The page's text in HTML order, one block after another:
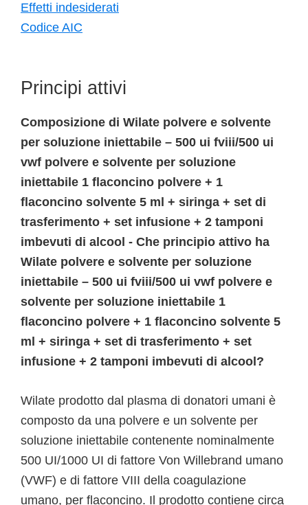
Effetti indesiderati
Codice AIC
Principi attivi
Composizione di Wilate polvere e solvente
per soluzione iniettabile – 500 ui fviii/500 ui
vwf polvere e solvente per soluzione
iniettabile 1 flaconcino polvere + 1
flaconcino solvente 5 ml + siringa + set di
trasferimento + set infusione + 2 tamponi
imbevuti di alcool - Che principio attivo ha
Wilate polvere e solvente per soluzione
iniettabile – 500 ui fviii/500 ui vwf polvere e
solvente per soluzione iniettabile 1
flaconcino polvere + 1 flaconcino solvente 5
ml + siringa + set di trasferimento + set
infusione + 2 tamponi imbevuti di alcool?
Wilate prodotto dal plasma di donatori umani è
composto da una polvere e un solvente per
soluzione iniettabile contenente nominalmente
500 UI/1000 UI di fattore Von Willebrand umano
(VWF) e di fattore VIII della coagulazione
umano, per flaconcino. Il prodotto contiene circa